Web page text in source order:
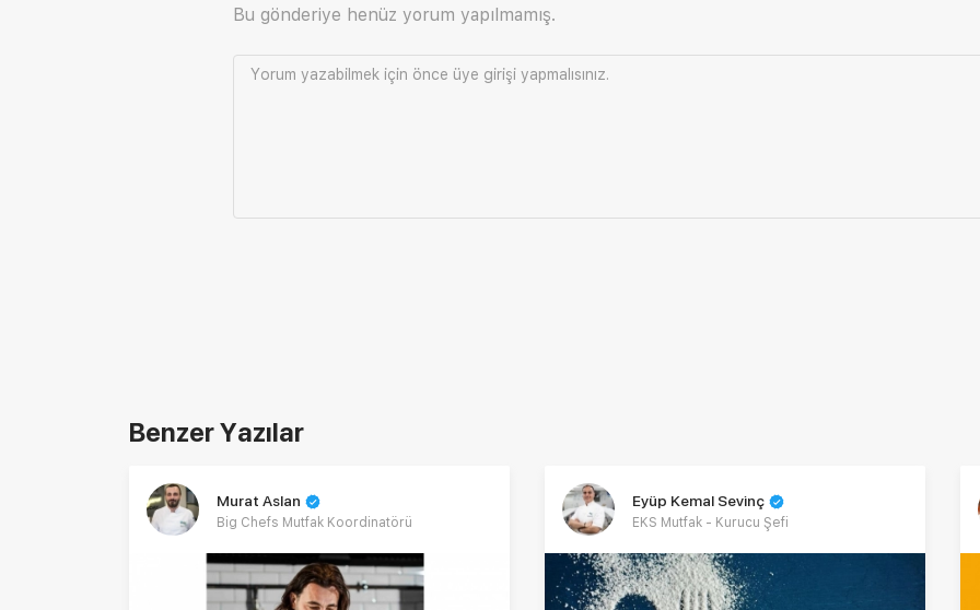
Bu gönderiye henüz yorum yapılmamış.
Yorum yazabilmek için önce üye girişi yapmalısınız.
Benzer Yazılar
Murat Aslan
Big Chefs Mutfak Koordinatörü
Eyüp Kemal Sevinç
EKS Mutfak - Kurucu Şefi